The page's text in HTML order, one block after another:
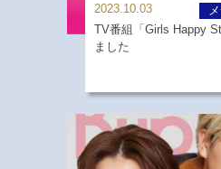
2023.10.03
TV番組「Girls Happy
ました